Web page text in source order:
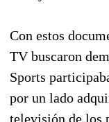
Con estos
TV buscaron
Sports
por un lado
televisión de los